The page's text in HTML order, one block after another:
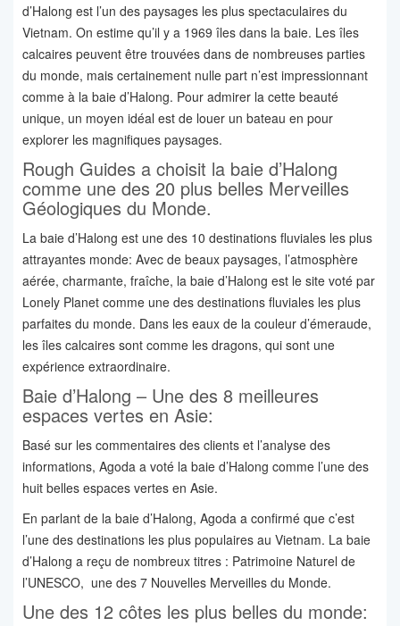
d’Halong est l’un des paysages les plus spectaculaires du
Vietnam. On estime qu’il y a 1969 îles dans la baie. Les îles
calcaires peuvent être trouvées dans de nombreuses parties
du monde, mais certainement nulle part n’est impressionnant
comme à la baie d’Halong. Pour admirer la cette beauté
unique, un moyen idéal est de louer un bateau en pour
explorer les magnifiques paysages.
Rough Guides a choisit la baie d’Halong
comme une des 20 plus belles Merveilles
Géologiques du Monde.
La baie d’Halong est une des 10 destinations fluviales les plus
attrayantes monde: Avec de beaux paysages, l’atmosphère
aérée, charmante, fraîche, la baie d’Halong est le site voté par
Lonely Planet comme une des destinations fluviales les plus
parfaites du monde. Dans les eaux de la couleur d’émeraude,
les îles calcaires sont comme les dragons, qui sont une
expérience extraordinaire.
Baie d’Halong – Une des 8 meilleures
espaces vertes en Asie:
Basé sur les commentaires des clients et l’analyse des
informations, Agoda a voté la baie d’Halong comme l’une des
huit belles espaces vertes en Asie.
En parlant de la baie d’Halong, Agoda a confirmé que c’est
l’une des destinations les plus populaires au Vietnam. La baie
d’Halong a reçu de nombreux titres : Patrimoine Naturel de
l’UNESCO, une des 7 Nouvelles Merveilles du Monde.
Une des 12 côtes les plus belles du monde: